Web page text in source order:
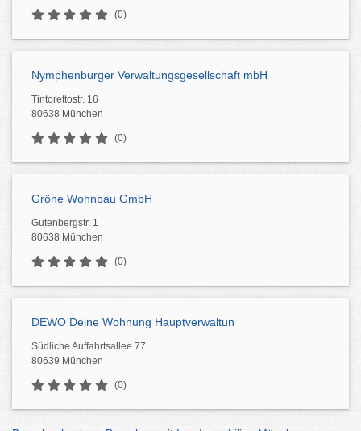
(0)
Nymphenburger Verwaltungsgesellschaft mbH
Tintorettostr. 16
80638 München
(0)
Gröne Wohnbau GmbH
Gutenbergstr. 1
80638 München
(0)
DEWO Deine Wohnung Hauptverwaltun
Südliche Auffahrtsallee 77
80639 München
(0)